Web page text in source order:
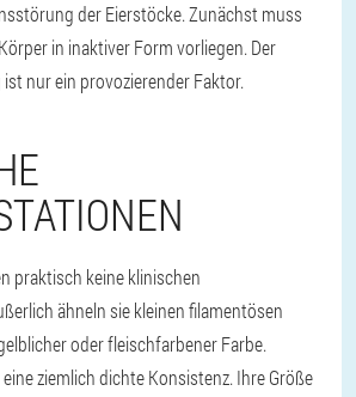
der Eierstöcke. Zunächst muss
in inaktiver Form vorliegen. Der
nur ein provozierender Faktor.
praktisch keine klinischen
ähneln sie kleinen filamentösen
oder fleischfarbener Farbe.
ziemlich dichte Konsistenz. Ihre Größe